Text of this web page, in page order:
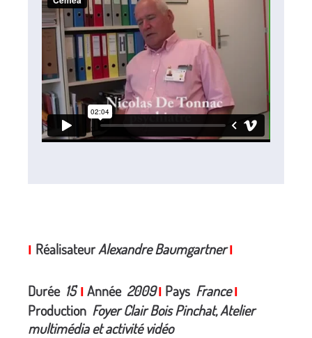
RéalisateurAlexandre Baumgartner
Durée 15' Année 2009 Pays France
Production Foyer Clair Bois Pinchat, Atelier
multimédia et activité vidéo